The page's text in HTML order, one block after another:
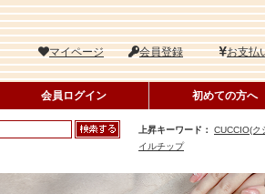
マイページ 会員登録 お支払
会員ログイン 初めての方へ
上昇キーワード： CUCCIO(ク
イルチップ